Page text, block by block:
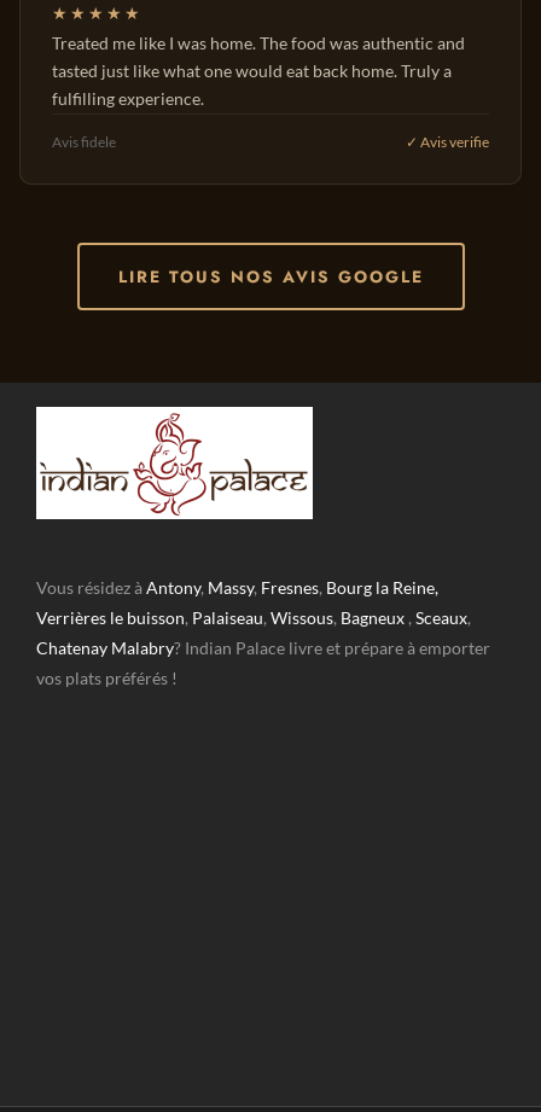
★★★★★
Treated me like I was home. The food was authentic and
tasted just like what one would eat back home. Truly a
fulfilling experience.
Avis fidele ✓ Avis verifie
LIRE TOUS NOS AVIS GOOGLE
Vous résidez àAntony, Massy, Fresnes, Bourg la Reine,
Verrières le buisson, Palaiseau, Wissous, Bagneux , Sceaux,
Chatenay Malabry? Indian Palace livre et prépare à emporter
vos plats préférés !